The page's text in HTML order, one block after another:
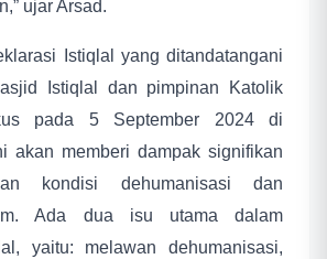
ujar Arsad.
Istiqlal yang ditandatangani
Istiqlal dan pimpinan Katolik
pada 5 September 2024 di
akan memberi dampak signifikan
kondisi dehumanisasi dan
Ada dua isu utama dalam
yaitu: melawan dehumanisasi,